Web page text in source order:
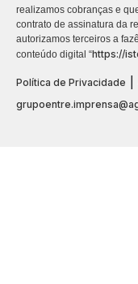
realizamos cobranças e
contrato de assinatura da
autorizamos terceiros a
conteúdo digital “https://
Política de Privacidade